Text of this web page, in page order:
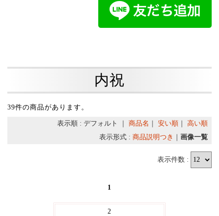
内祝
39件の商品があります。
表示順 : デフォルト ｜ 商品名 安い順
高い順
表示形式 : 商品説明つき 画像一覧
表示件数 :
1
2